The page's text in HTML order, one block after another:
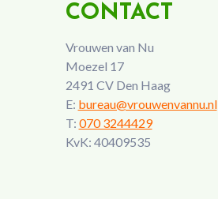
CONTACT
Vrouwen van Nu
Moezel 17
2491 CV Den Haag
E: bureau@vrouwenvannu.nl
T: 070 3244429
KvK: 40409535